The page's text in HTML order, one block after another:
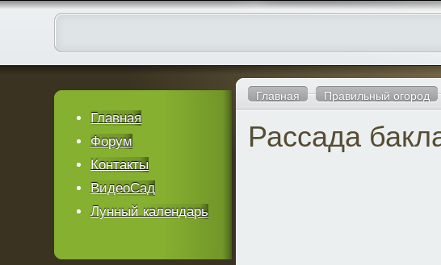
Главная Правильный огород
Рассада
Главная
Форум
Контакты
ВидеоСад
Лунный календарь